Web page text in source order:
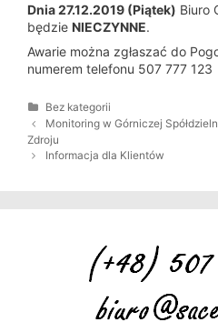
Dnia 27.12.2019 (Piątek) Biuro
będzie NIECZYNNE.
Awarie można zgłaszać do
numerem telefonu 507 777 123
K
a
t
e
Bez kategorii
Z
o
b
Monitoring w Górniczej
Zdroju
Informacja dla Klientów